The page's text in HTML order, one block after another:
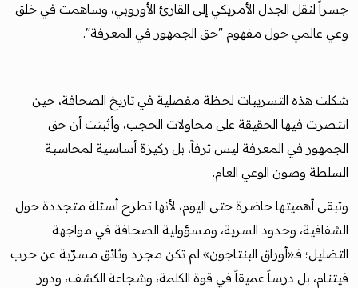
جسراً لنقل الجدل الأمريكي إلى القارئ الأوروبي، وساهمت في خلق
وعي عالمي حول مفهوم "حق الجمهور في المعرفة".
شكلت هذه التسريبات لحظة مفصلية في تاريخ الصحافة، حين
انتصرت فيها الحقيقة على محاولات الحجب، وأثبتت أن حق
الجمهور في المعرفة ليس ترفاً، بل ركيزة أساسية لمحاسبة
السلطة وصون الوعي العام.
وتبقى أهميتها حاضرة حتى اليوم، لأنها تطرح أسئلة متجددة حول
الشفافية، وحدود السرية، ومسؤولية الصحافة في مواجهة
التضليل؛ فـ«أوراق البنتاجون» لم تكن مجرد وثائق مسرّبة عن حرب
فيتنام، بل درساً عميقاً في قوة الكلمة، وشجاعة الكشف، ودور